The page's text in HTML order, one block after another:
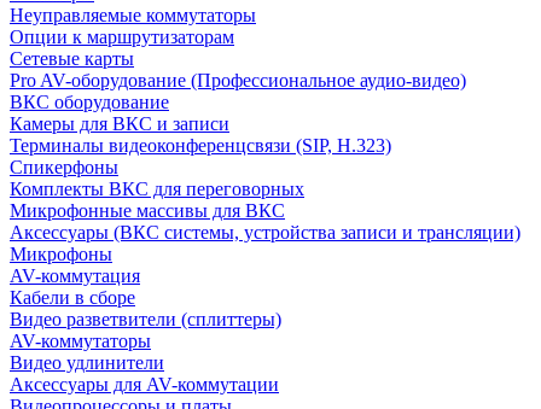
Неуправляемые коммутаторы
Опции к маршрутизаторам
Сетевые карты
Pro AV-оборудование (Профессиональное аудио-видео)
ВКС оборудование
Камеры для ВКС и записи
Терминалы видеоконференцсвязи (SIP, H.323)
Спикерфоны
Комплекты ВКС для переговорных
Микрофонные массивы для ВКС
Аксессуары (ВКС системы, устройства записи и трансляции)
Микрофоны
AV-коммутация
Кабели в сборе
Видео разветвители (сплиттеры)
AV-коммутаторы
Видео удлинители
Аксессуары для AV-коммутации